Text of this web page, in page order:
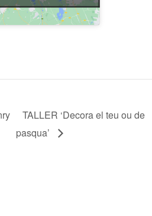
TALLER ‘Decora el teu ou de
pasqua’